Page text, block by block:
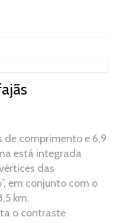
de comprimento e 6,9
está integrada
das
em conjunto com o
km.
o contraste